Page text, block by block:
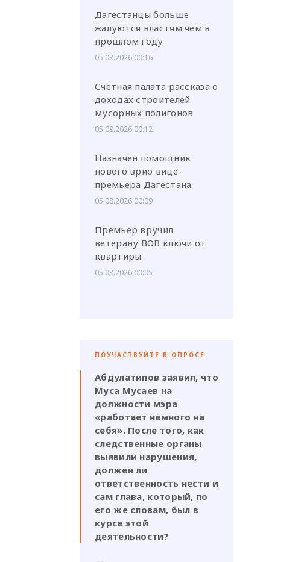
Дагестанцы больше
жалуются властям чем в
прошлом году
05.08.2026 00:16
Счётная палата рассказа о
доходах строителей
мусорных полигонов
05.08.2026 00:12
Назначен помощник
нового врио вице-
премьера Дагестана
05.08.2026 00:09
Премьер вручил
ветерану ВОВ ключи от
квартиры
05.08.2026 00:05
ПОУЧАСТВУЙТЕ В ОПРОСЕ
Абдулатипов заявил, что
Муса Мусаев на
должности мэра
«работает немного на
себя». После того, как
следственные органы
выявили нарушения,
должен ли
ответственность нести и
сам глава, который, по
его же словам, был в
курсе этой
деятельности?